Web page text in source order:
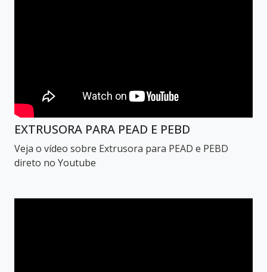
EXTRUSORA PARA PEAD E PEBD
Veja o vídeo sobre Extrusora para PEAD e PEBD
direto no Youtube